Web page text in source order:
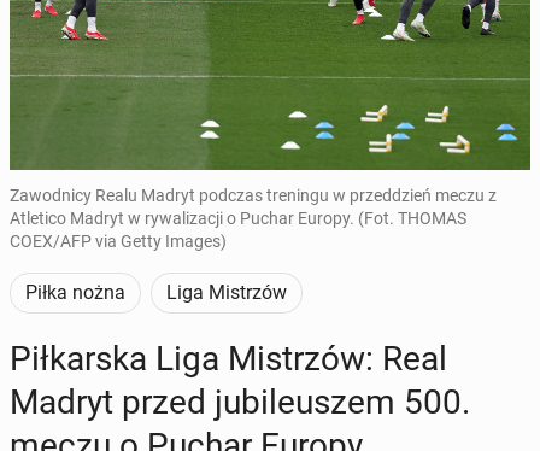
Zawodnicy Realu Madryt podczas treningu w przeddzień meczu z
Atletico Madryt w rywalizacji o Puchar Europy. (Fot. THOMAS
COEX/AFP via Getty Images)
Piłka nożna Liga Mistrzów
Pił­kar­ska Liga Mi­strzów: Real
Madryt przed ju­bi­le­uszem 500.